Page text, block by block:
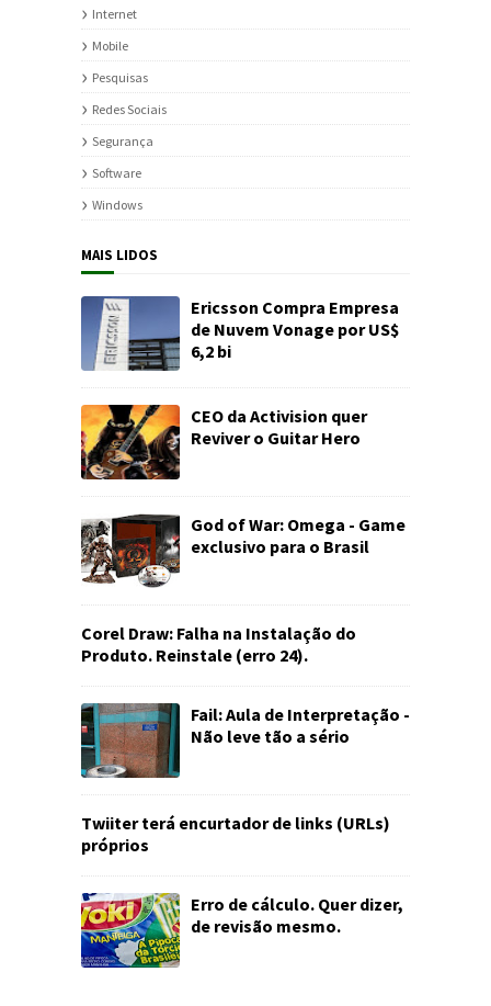
Internet
Mobile
Pesquisas
Redes Sociais
Segurança
Software
Windows
MAIS LIDOS
Ericsson Compra Empresa
de Nuvem Vonage por US$
6,2 bi
CEO da Activision quer
Reviver o Guitar Hero
God of War: Omega - Game
exclusivo para o Brasil
Corel Draw: Falha na Instalação do
Produto. Reinstale (erro 24).
Fail: Aula de Interpretação -
Não leve tão a sério
Twiiter terá encurtador de links (URLs)
próprios
Erro de cálculo. Quer dizer,
de revisão mesmo.